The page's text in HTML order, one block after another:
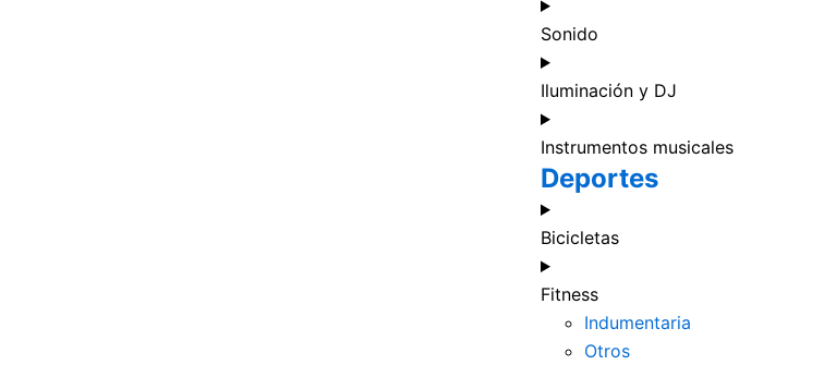
Sonido
Iluminación y DJ
Instrumentos musicales
Deportes
Bicicletas
Fitness
Indumentaria
Otros